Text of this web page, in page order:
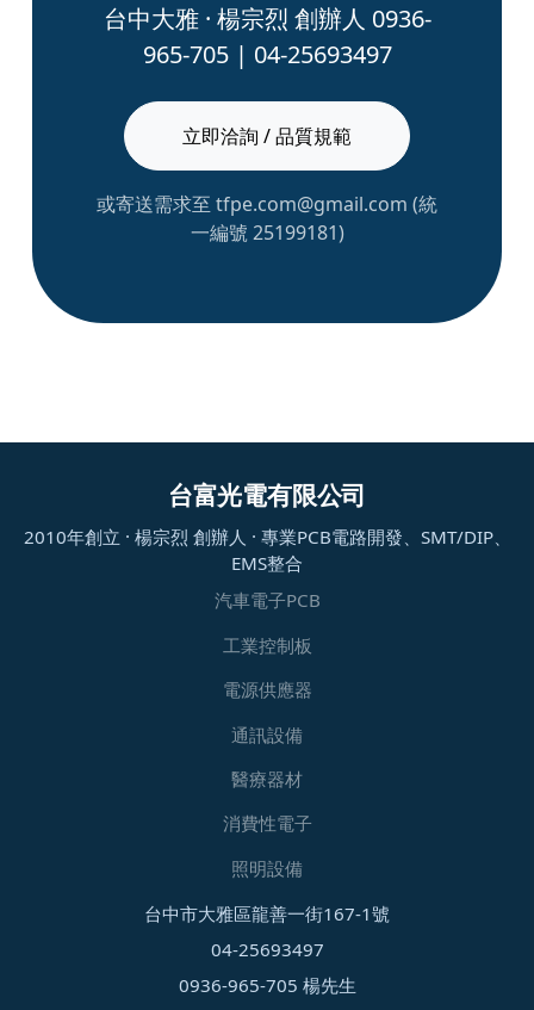
台中大雅 · 楊宗烈 創辦人 0936-
965-705 | 04-25693497
立即洽詢 / 品質規範
或寄送需求至 tfpe.com@gmail.com (統
一編號 25199181)
台富光電有限公司
2010年創立 · 楊宗烈 創辦人 · 專業PCB電路開發、SMT/DIP、
EMS整合
汽車電子PCB
工業控制板
電源供應器
通訊設備
醫療器材
消費性電子
照明設備
台中市大雅區龍善一街167-1號
04-25693497
0936-965-705 楊先生